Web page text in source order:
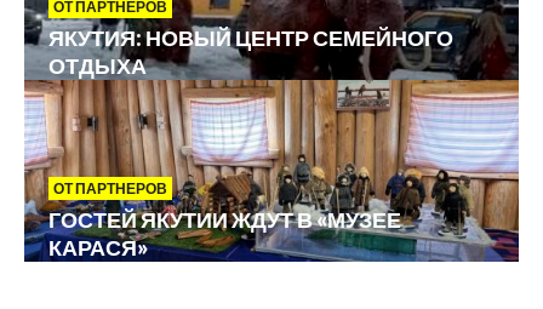
ОТ ПАРТНЕРОВ
ЯКУТИЯ: НОВЫЙ ЦЕНТР СЕМЕЙНОГО
ОТДЫХА
ОТ ПАРТНЕРОВ
ГОСТЕЙ ЯКУТИИ ЖДУТ В «МУЗЕЕ
КАРАСЯ»